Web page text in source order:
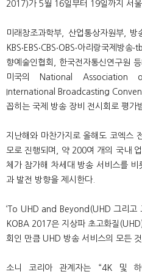
2017)가 5월 16일부터 19일까지 서
미래창조과학부, 산업통상자원부, 방
KBS‧EBS‧CBS‧OBS‧아리랑국제방
향예술인협회, 한국전자통신연구원
미국의 National Association
International Broadcasting
꼽히는 국제 방송 장비 전시회로 평가
지난해와 마찬가지로 올해도 코엑
모로 진행되며, 약 200여 개의 국내
체가 참가해 차세대 방송 서비스를 비
과 발전 방향을 제시한다.
‘To UHD and Beyond(UHD 그리고
KOBA 2017은 지상파 초고화질
회인 만큼 UHD 방송 서비스의 모든
소니 코리아 관계자는 “4K 및 하